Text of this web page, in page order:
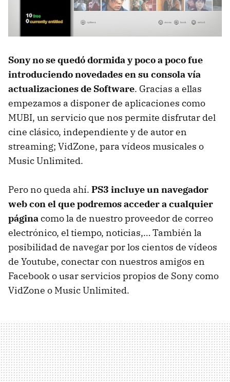
Sony no se quedó dormida y poco a poco fue
introduciendo novedades en su consola vía
actualizaciones de Software. Gracias a ellas
empezamos a disponer de aplicaciones como
MUBI, un servicio que nos permite disfrutar del
cine clásico, independiente y de autor en
streaming; VidZone, para vídeos musicales o
Music Unlimited.
Pero no queda ahí. PS3 incluye un navegador
web con el que podremos acceder a cualquier
páginacomo la de nuestro proveedor de correo
electrónico, el tiempo, noticias,… También la
posibilidad de navegar por los cientos de vídeos
de Youtube, conectar con nuestros amigos en
Facebook o usar servicios propios de Sony como
VidZone o Music Unlimited.